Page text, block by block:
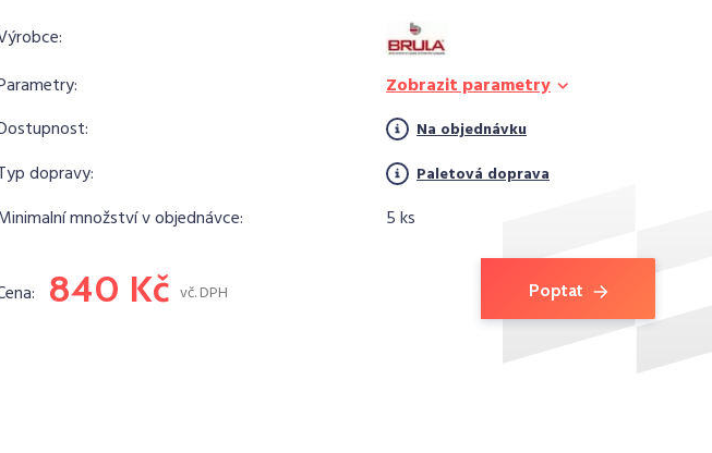
Zobrazit parametry
Na objednávku
dopravy: Paletová doprava
množství v objednávce: 5 ks
840 Kč vč. DPH Poptat